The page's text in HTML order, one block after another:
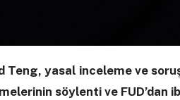
Teng, yasal inceleme ve
söylenti ve FUD’dan